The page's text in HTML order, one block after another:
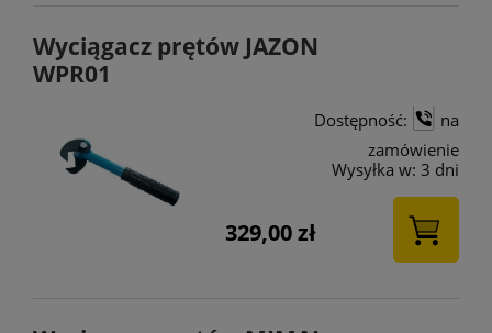
Wyciągacz prętów JAZON
WPR01
Dostępność:
na
zamówienie
Wysyłka w: 3 dni
329,00 zł